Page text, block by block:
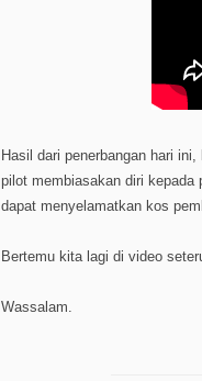
Hasil dari penerbangan hari
pilot membiasakan diri
dapat menyelamatkan kos
Bertemu kita lagi di video
Wassalam.